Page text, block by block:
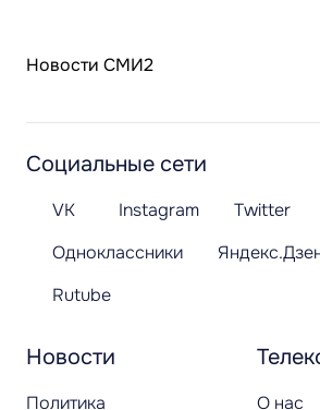
Новости СМИ2
Новости
Политика
О нас
Социальные сети
VK Instagram Twitter
Одноклассники
Rutube